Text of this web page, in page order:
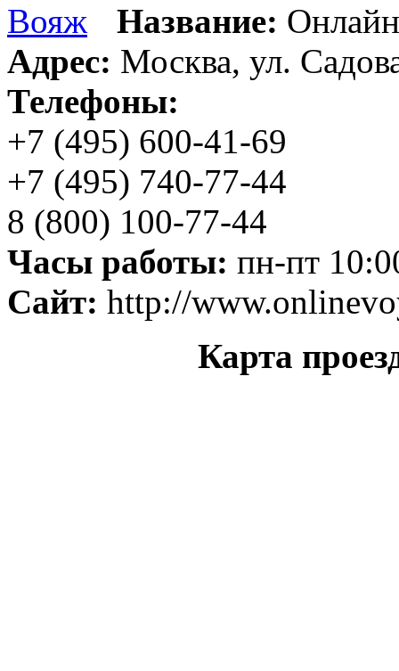
Название:
Адрес: Москва, ул.
Телефоны:
+7 (495) 600-41-69
+7 (495) 740-77-44
8 (800) 100-77-44
Часы работы: пн-пт
Сайт: http://
Карта